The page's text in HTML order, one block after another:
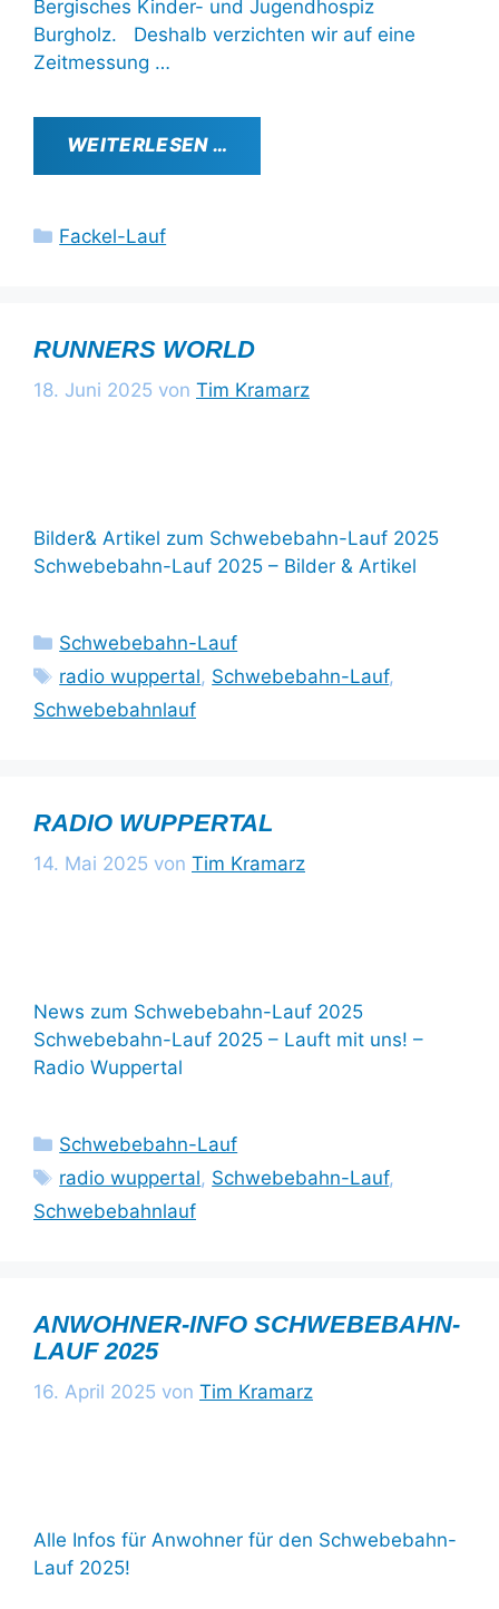
Bergisches Kinder- und Jugendhospiz
Burgholz. Deshalb verzichten wir auf eine
Zeitmessung …
WEITERLESEN …
Kategorien
Fackel-Lauf
RUNNERS WORLD
18. Juni 2025 von Tim Kramarz
Bilder& Artikel zum Schwebebahn-Lauf 2025
Schwebebahn-Lauf 2025 – Bilder & Artikel
Kategorien
Schwebebahn-Lauf
Schlagwörter
radio wuppertal, Schwebebahn-Lauf,
Schwebebahnlauf
RADIO WUPPERTAL
14. Mai 2025 von Tim Kramarz
News zum Schwebebahn-Lauf 2025
Schwebebahn-Lauf 2025 – Lauft mit uns! –
Radio Wuppertal
Kategorien
Schwebebahn-Lauf
Schlagwörter
radio wuppertal, Schwebebahn-Lauf,
Schwebebahnlauf
ANWOHNER-INFO SCHWEBEBAHN-
LAUF 2025
16. April 2025 von Tim Kramarz
Alle Infos für Anwohner für den Schwebebahn-
Lauf 2025!